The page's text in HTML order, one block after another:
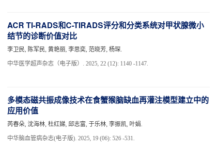
ACR TI-RADS和C-TIRADS评分和分类系统对甲状腺微小
结节的诊断价值对比
李卫民, 陈军民, 黄艳丽, 李思奕, 范晓芳, 杨琛.
中华医学超声杂志（电子版）. 2025, 22 (12): 1140 -1147.
多模态磁共振成像技术在食蟹猴脑缺血再灌注模型建立中的
应用价值
芮春朵, 沈海林, 杜红娣, 邱志富, 于乐林, 李振凯, 叶娟.
中华脑血管病杂志(电子版). 2025, 19 (06): 526 -531.